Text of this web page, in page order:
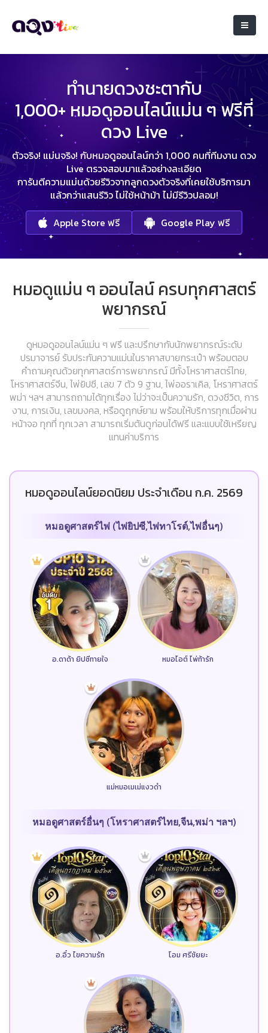
ทำนายดวงชะตากับ
1,000+ หมอดูออนไลน์แม่น ๆ ฟรีที่
ดวง Live
ตัวจริง! แม่นจริง! กับหมอดูออนไลน์กว่า 1,000 คนที่ทีมงาน ดวง
Live ตรวจสอบมาแล้วอย่างละเอียด
การันตีความแม่นด้วยรีวิวจากลูกดวงตัวจริงที่เคยใช้บริการมา
แล้วกว่าแสนรีวิว ไม่ใช้หน้าม้า ไม่มีรีวิวปลอม!
Apple Store ฟรี
Google Play ฟรี
หมอดูแม่น ๆ ออนไลน์ ครบทุกศาสตร์
พยากรณ์
ดูหมอดูออนไลน์แม่น ๆ ฟรี และปรึกษากับนักพยากรณ์ระดับ
ปรมาจารย์ รับประกันความแม่นในราคาสบายกระเป๋า พร้อมตอบ
คำถามคุณด้วยทุกศาสตร์การพยากรณ์ มีทั้งโหราศาสตร์ไทย,
โหราศาสตร์จีน, ไพ่ยิปซี, เลข 7 ตัว 9 ฐาน, ไพ่ออราเคิล, โหราศาสตร์
พม่า ฯลฯ สามารถถามได้ทุกเรื่อง ไม่ว่าจะเป็นความรัก, ดวงชีวิต, การ
งาน, การเงิน, เลขมงคล, หรือดูฤกษ์ยาม พร้อมให้บริการทุกเมื่อผ่าน
หน้าจอ ทุกที่ ทุกเวลา สามารถเริ่มต้นดูก่อนได้ฟรี และแบบใช้เหรียญ
แทนค่าบริการ
หมอดูออนไลน์ยอดนิยม ประจำเดือน ก.ค. 2569
หมอดูศาสตร์ไพ่ (ไพ่ยิปซี,ไพ่ทาโรต์,ไพ่อื่นๆ)
อ.ดาด้า ยิปซีทายใจ หมอไอต์ ไพ่ท้ารัก
แม่หมอเมเม่แงวดำ
หมอดูศาสตร์อื่นๆ (โหราศาสตร์ไทย,จีน,พม่า ฯลฯ)
อ.อิ๋ว ไขความรัก โอม ศรีชัยยะ